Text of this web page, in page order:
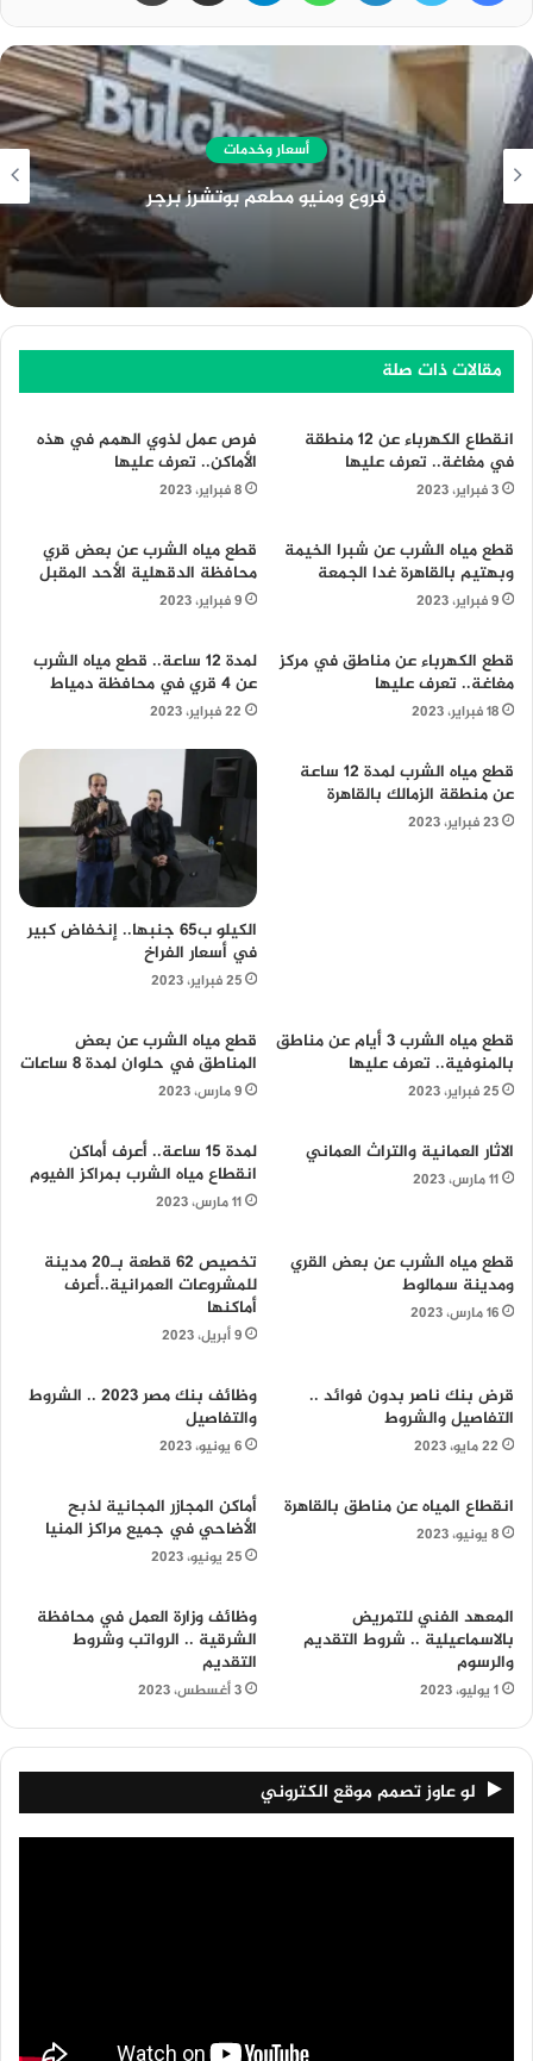
أسعار وخدمات
فروع ومنيو مطعم بوتشرز برجر
مقالات ذات صلة
انقطاع الكهرباء عن 12 منطقة
في مغاغة.. تعرف عليها
3 فبراير، 2023
فرص عمل لذوي الهمم في هذه
الأماكن.. تعرف عليها
8 فبراير، 2023
قطع مياه الشرب عن شبرا الخيمة
وبهتيم بالقاهرة غدا الجمعة
9 فبراير، 2023
قطع مياه الشرب عن بعض قري
محافظة الدقهلية الأحد المقبل
9 فبراير، 2023
قطع الكهرباء عن مناطق في مركز
مغاغة.. تعرف عليها
18 فبراير، 2023
لمدة 12 ساعة.. قطع مياه الشرب
عن 4 قري في محافظة دمياط
22 فبراير، 2023
قطع مياه الشرب لمدة 12 ساعة
عن منطقة الزمالك بالقاهرة
23 فبراير، 2023
الكيلو ب65 جنبها.. إنخفاض كبير
في أسعار الفراخ
25 فبراير، 2023
قطع مياه الشرب 3 أيام عن مناطق
بالمنوفية.. تعرف عليها
25 فبراير، 2023
قطع مياه الشرب عن بعض
المناطق في حلوان لمدة 8 ساعات
9 مارس، 2023
الاثار العمانية والتراث العماني
11 مارس، 2023
لمدة 15 ساعة.. أعرف أماكن
انقطاع مياه الشرب بمراكز الفيوم
11 مارس، 2023
قطع مياه الشرب عن بعض القري
ومدينة سمالوط
16 مارس، 2023
تخصيص 62 قطعة بـ20 مدينة
للمشروعات العمرانية..أعرف
أماكنها
9 أبريل، 2023
قرض بنك ناصر بدون فوائد ..
التفاصيل والشروط
22 مايو، 2023
وظائف بنك مصر 2023 .. الشروط
والتفاصيل
6 يونيو، 2023
انقطاع المياه عن مناطق بالقاهرة
8 يونيو، 2023
أماكن المجازر المجانية لذبح
الأضاحي في جميع مراكز المنيا
25 يونيو، 2023
المعهد الفني للتمريض
بالاسماعيلية .. شروط التقديم
والرسوم
1 يوليو، 2023
وظائف وزارة العمل في محافظة
الشرقية .. الرواتب وشروط
التقديم
3 أغسطس، 2023
لو عاوز تصمم موقع الكتروني